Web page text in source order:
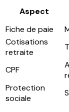
Aspect
Fiche de paie
Cotisations
retraite
CPF
Protection
sociale